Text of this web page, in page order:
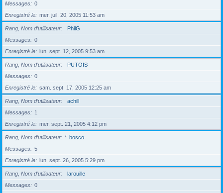
Messages
0
Enregistré le
mer. juil. 20, 2005 11:53 am
Rang, Nom d’utilisateur
PhilG
Messages
0
Enregistré le
lun. sept. 12, 2005 9:53 am
Rang, Nom d’utilisateur
PUTOIS
Messages
0
Enregistré le
sam. sept. 17, 2005 12:25 am
Rang, Nom d’utilisateur
achill
Messages
1
Enregistré le
mer. sept. 21, 2005 4:12 pm
Rang, Nom d’utilisateur * bosco
Messages
5
Enregistré le
lun. sept. 26, 2005 5:29 pm
Rang, Nom d’utilisateur
larouille
Messages
0